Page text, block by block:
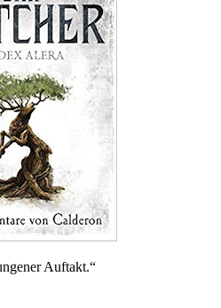
Auftakt.“